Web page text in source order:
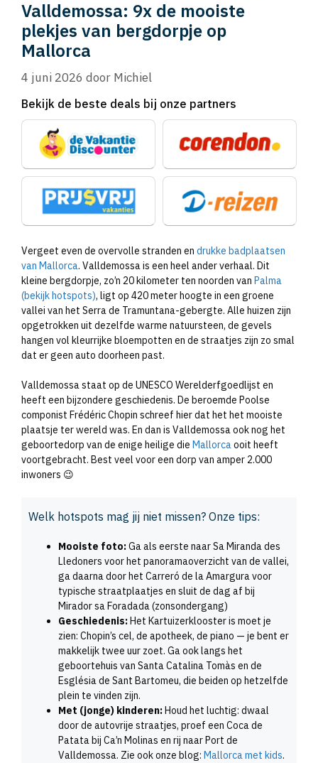
Valldemossa: 9x de mooiste
plekjes van bergdorpje op
Mallorca
4 juni 2026 door Michiel
Bekijk de beste deals bij onze partners
Vergeet even de overvolle stranden en drukke badplaatsen
van Mallorca. Valldemossa is een heel ander verhaal. Dit
kleine bergdorpje, zo’n 20 kilometer ten noorden van Palma
(bekijk hotspots), ligt op 420 meter hoogte in een groene
vallei van het Serra de Tramuntana-gebergte. Alle huizen zijn
opgetrokken uit dezelfde warme natuursteen, de gevels
hangen vol kleurrijke bloempotten en de straatjes zijn zo smal
dat er geen auto doorheen past.
Valldemossa staat op de UNESCO Werelderfgoedlijst en
heeft een bijzondere geschiedenis. De beroemde Poolse
componist Frédéric Chopin schreef hier dat het het mooiste
plaatsje ter wereld was. En dan is Valldemossa ook nog het
geboortedorp van de enige heilige die Mallorcaooit heeft
voortgebracht. Best veel voor een dorp van amper 2.000
inwoners 😉
Welk hotspots mag jij niet missen? Onze tips:
Mooiste foto:Ga als eerste naar Sa Miranda des
Lledoners voor het panoramaoverzicht van de vallei,
ga daarna door het Carreró de la Amargura voor
typische straatplaatjes en sluit de dag af bij
Mirador sa Foradada (zonsondergang)
Geschiedenis: Het Kartuizerklooster is moet je
zien: Chopin’s cel, de apotheek, de piano — je bent er
makkelijk twee uur zoet. Ga ook langs het
geboortehuis van Santa Catalina Tomàs en de
Església de Sant Bartomeu, die beiden op hetzelfde
plein te vinden zijn.
Met (jonge) kinderen: Houd het luchtig: dwaal
door de autovrije straatjes, proef een Coca de
Patata bij Ca’n Molinas en rij naar Port de
Valldemossa. Zie ook onze blog: Mallorca met kids.